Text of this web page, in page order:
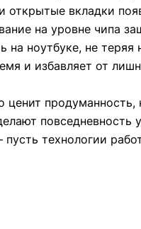
открытые вкладки
на уровне чипа
на ноутбуке, не
и избавляет от
технологии